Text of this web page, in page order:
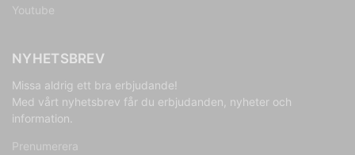
Youtube
NYHETSBREV
Missa aldrig ett bra erbjudande!
Med vårt nyhetsbrev får du erbjudanden, nyheter och
information.
Prenumerera